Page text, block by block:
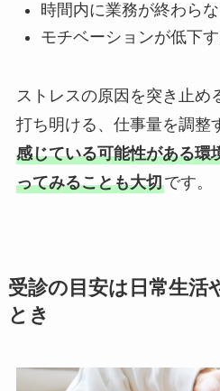
時間内に業務が終わら
モチベーションが低下
ストレスの原因を突き止め
打ち明ける、仕事量を調整
感じている可能性がある環
ってみることも大切です。
受診の目安は日常生活
とき